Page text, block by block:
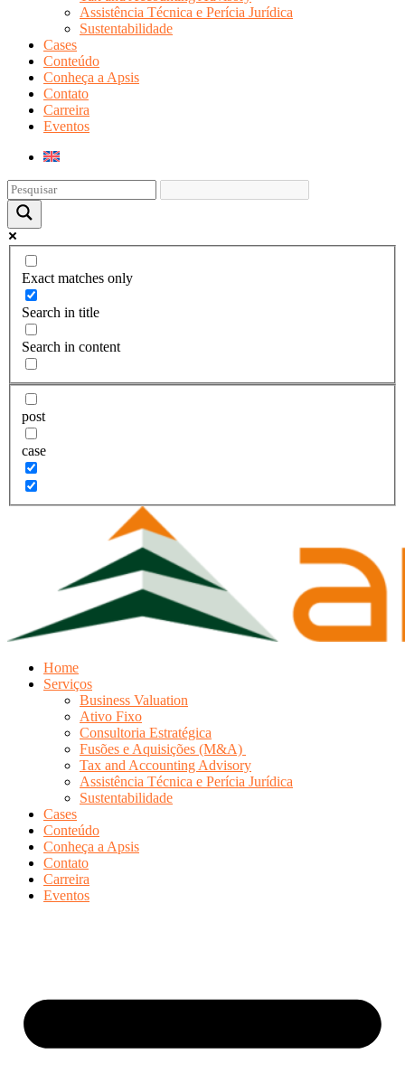
Assistência Técnica e Perícia Jurídica
Sustentabilidade
Cases
Conteúdo
Conheça a Apsis
Contato
Carreira
Eventos
Exact matches only
Search in title
Search in content
post
case
Home
Serviços
Business Valuation
Ativo Fixo
Consultoria Estratégica
Fusões e Aquisições (M&A)
Tax and Accounting Advisory
Assistência Técnica e Perícia Jurídica
Sustentabilidade
Cases
Conteúdo
Conheça a Apsis
Contato
Carreira
Eventos